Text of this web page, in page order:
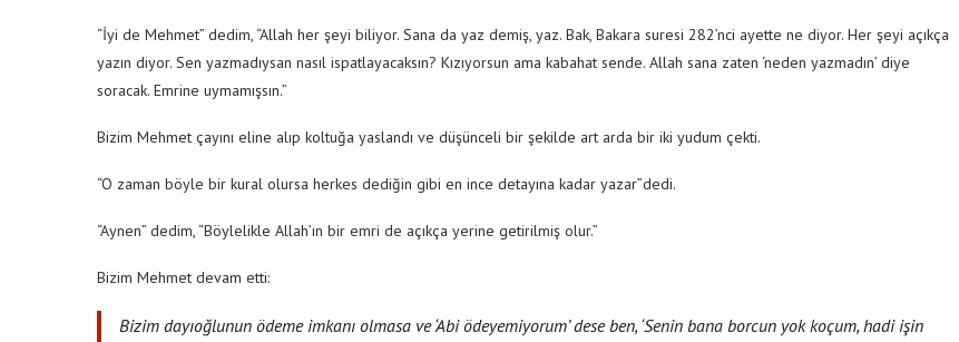
“İyi de Mehmet” dedim, “Allah her şeyi biliyor. Sana da yaz demiş, yaz. Bak, Bakara suresi 282’nci ayette ne diyor. Her şeyi açıkça
yazın diyor. Sen yazmadıysan nasıl ispatlayacaksın? Kızıyorsun ama kabahat sende. Allah sana zaten ‘neden yazmadın’ diye
soracak. Emrine uymamışsın.”
Bizim Mehmet çayını eline alıp koltuğa yaslandı ve düşünceli bir şekilde art arda bir iki yudum çekti.
“O zaman böyle bir kural olursa herkes dediğin gibi en ince detayına kadar yazar”dedi.
“Aynen” dedim, “Böylelikle Allah’ın bir emri de açıkça yerine getirilmiş olur.”
Bizim Mehmet devam etti:
Bizim dayıoğlunun ödeme imkanı olmasa ve ‘Abi ödeyemiyorum’ dese ben, ‘Senin bana borcun yok koçum, hadi işin